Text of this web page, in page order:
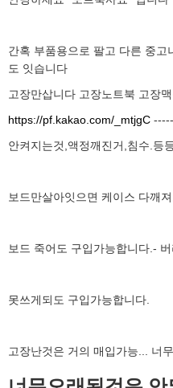
간혹 부품용으로 팔고 다른 중고
도 잇습니다
고장만삽니다 고장노트북 고장
https://pf.kakao.com/_mtjgC
안켜지는것,액정깨진거,침수.등
보드만살아잇으면 케이스 다깨
보드 죽어도 구입가능합니다.-
못쓰게되도 구입가능합니다.
고장난것은 거의 매입가능... 너